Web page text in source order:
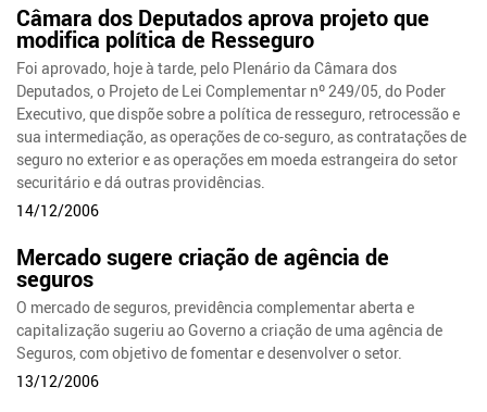
Câmara dos Deputados aprova projeto que
modifica política de Resseguro
Foi aprovado, hoje à tarde, pelo Plenário da Câmara dos
Deputados, o Projeto de Lei Complementar nº 249/05, do Poder
Executivo, que dispõe sobre a política de resseguro, retrocessão e
sua intermediação, as operações de co-seguro, as contratações de
seguro no exterior e as operações em moeda estrangeira do setor
securitário e dá outras providências.
14/12/2006
Mercado sugere criação de agência de
seguros
O mercado de seguros, previdência complementar aberta e
capitalização sugeriu ao Governo a criação de uma agência de
Seguros, com objetivo de fomentar e desenvolver o setor.
13/12/2006